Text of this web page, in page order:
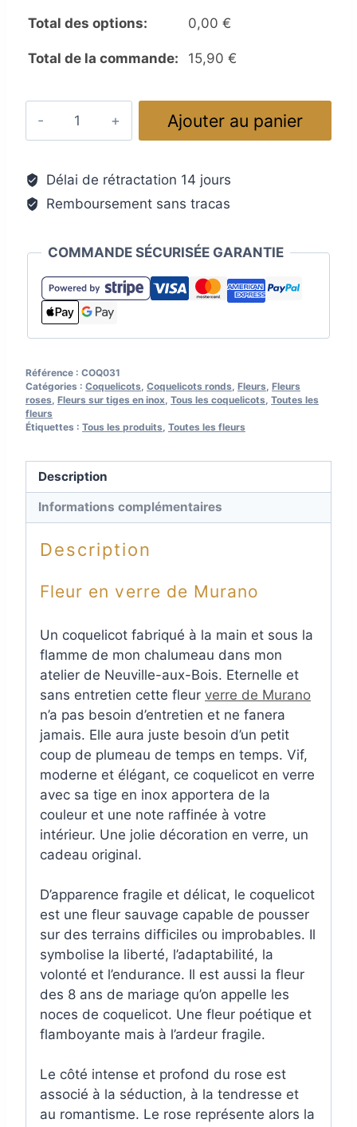
Total des options: 0,00 €
Total de la commande: 15,90 €
verre
Murano
:
rose
foncé,
cœur
Ajouter au panier
Délai de rétractation 14 jours
Remboursement sans tracas
COMMANDE SÉCURISÉE GARANTIE
Référence : COQ031
Catégories : Coquelicots, Coquelicots ronds, Fleurs, Fleurs
roses, Fleurs sur tiges en inox, Tous les coquelicots, Toutes les
fleurs
Étiquettes : Tous les produits, Toutes les fleurs
Description
Informations complémentaires
Description
Fleur en verre de Murano
Un coquelicot fabriqué à la main et sous la
flamme de mon chalumeau dans mon
atelier de Neuville-aux-Bois. Eternelle et
sans entretien cette fleur verre de Murano
n’a pas besoin d’entretien et ne fanera
jamais. Elle aura juste besoin d’un petit
coup de plumeau de temps en temps. Vif,
moderne et élégant, ce coquelicot en verre
avec sa tige en inox apportera de la
couleur et une note raffinée à votre
intérieur. Une jolie décoration en verre, un
cadeau original.
D’apparence fragile et délicat, le coquelicot
est une fleur sauvage capable de pousser
sur des terrains difficiles ou improbables. Il
symbolise la liberté, l’adaptabilité, la
volonté et l’endurance. Il est aussi la fleur
des 8 ans de mariage qu’on appelle les
noces de coquelicot. Une fleur poétique et
flamboyante mais à l’ardeur fragile.
Le côté intense et profond du rose est
associé à la séduction, à la tendresse et
au romantisme. Le rose représente alors la